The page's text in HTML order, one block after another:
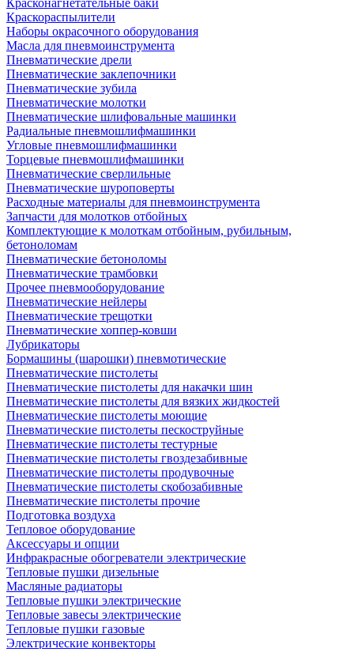
Красконагнетательные баки
Краскораспылители
Наборы окрасочного оборудования
Масла для пневмоинструмента
Пневматические дрели
Пневматические заклепочники
Пневматические зубила
Пневматические молотки
Пневматические шлифовальные машинки
Радиальные пневмошлифмашинки
Угловые пневмошлифмашинки
Торцевые пневмошлифмашинки
Пневматические сверлильные
Пневматические шуроповерты
Расходные материалы для пневмоинструмента
Запчасти для молотков отбойных
Комплектующие к молоткам отбойным, рубильным,
бетоноломам
Пневматические бетоноломы
Пневматические трамбовки
Прочее пневмооборудование
Пневматические нейлеры
Пневматические трещотки
Пневматические хоппер-ковши
Лубрикаторы
Бормашины (шарошки) пневмотические
Пневматические пистолеты
Пневматические пистолеты для накачки шин
Пневматические пистолеты для вязких жидкостей
Пневматические пистолеты моющие
Пневматические пистолеты пескоструйные
Пневматические пистолеты тестурные
Пневматические пистолеты гвоздезабивные
Пневматические пистолеты продувочные
Пневматические пистолеты скобозабивные
Пневматические пистолеты прочие
Подготовка воздуха
Тепловое оборудование
Аксессуары и опции
Инфракрасные обогреватели электрические
Тепловые пушки дизельные
Масляные радиаторы
Тепловые пушки электрические
Тепловые завесы электрические
Тепловые пушки газовые
Электрические конвекторы